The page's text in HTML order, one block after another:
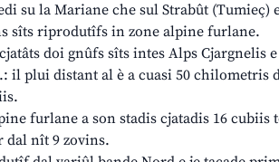
su la Mariane che sul Strabût (Tumieç)
sîts riprodutîfs in zone alpine furlane.
doi gnûfs sîts intes Alps Cjargnelis
il plui distant al è a cuasi 50
furlane a son stadis cjatadis 16 cubiis
dal nît 9 zovins.